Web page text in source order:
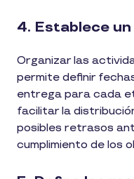
4. Establece
Organizar las
permite definir
entrega para cada
facilitar la
posibles retrasos
cumplimiento de los